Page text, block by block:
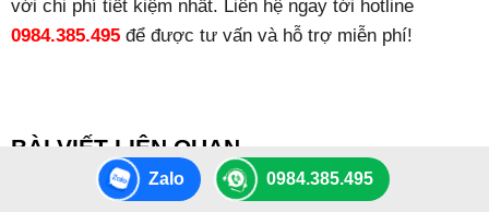
với chi phí tiết kiệm nhất. Liên hệ ngay tới hotline
0984.385.495 để được tư vấn và hỗ trợ miễn phí!
BÀI VIẾT LIÊN QUAN
Zalo 0984.385.495